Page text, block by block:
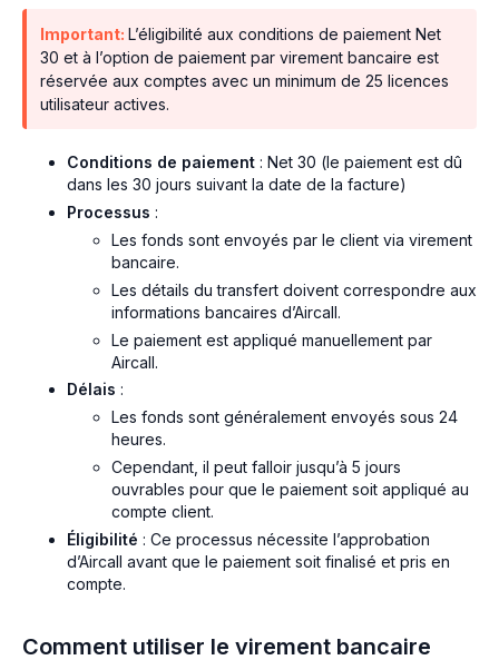
Important: L’éligibilité aux conditions de paiement Net
30 et à l’option de paiement par virement bancaire est
réservée aux comptes avec un minimum de 25 licences
utilisateur actives.
Conditions de paiement : Net 30 (le paiement est dû
dans les 30 jours suivant la date de la facture)
Processus :
Les fonds sont envoyés par le client via virement
bancaire.
Les détails du transfert doivent correspondre aux
informations bancaires d’Aircall.
Le paiement est appliqué manuellement par
Aircall.
Délais :
Les fonds sont généralement envoyés sous 24
heures.
Cependant, il peut falloir jusqu’à 5 jours
ouvrables pour que le paiement soit appliqué au
compte client.
Éligibilité : Ce processus nécessite l’approbation
d’Aircall avant que le paiement soit finalisé et pris en
compte.
Comment utiliser le virement bancaire